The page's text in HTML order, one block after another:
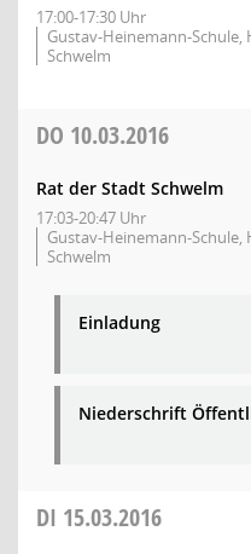
17:00-17:30 Uhr
Gustav-Heinemann-Schule,
Schwelm
DO 10.03.2016
Rat der Stadt Schwelm
17:03-20:47 Uhr
Gustav-Heinemann-Schule,
Schwelm
Einladung
Niederschrift
DI 15.03.2016